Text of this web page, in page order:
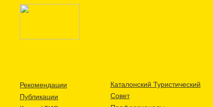
Рекомендации
Публикации
Каталонский Туристический
Совет